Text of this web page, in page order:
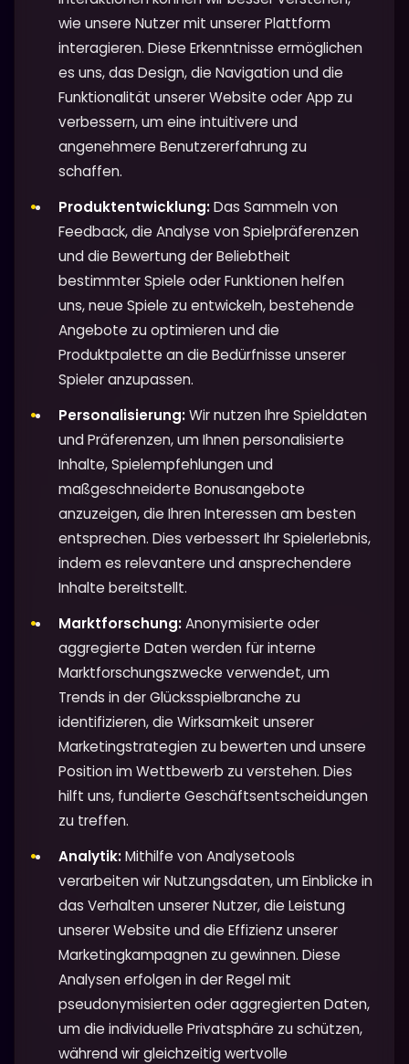
wie unsere Nutzer mit unserer Plattform
interagieren. Diese Erkenntnisse ermöglichen
es uns, das Design, die Navigation und die
Funktionalität unserer Website oder App zu
verbessern, um eine intuitivere und
angenehmere Benutzererfahrung zu
schaffen.
Produktentwicklung:Das Sammeln von
Feedback, die Analyse von Spielpräferenzen
und die Bewertung der Beliebtheit
bestimmter Spiele oder Funktionen helfen
uns, neue Spiele zu entwickeln, bestehende
Angebote zu optimieren und die
Produktpalette an die Bedürfnisse unserer
Spieler anzupassen.
Personalisierung:Wir nutzen Ihre Spieldaten
und Präferenzen, um Ihnen personalisierte
Inhalte, Spielempfehlungen und
maßgeschneiderte Bonusangebote
anzuzeigen, die Ihren Interessen am besten
entsprechen. Dies verbessert Ihr Spielerlebnis,
indem es relevantere und ansprechendere
Inhalte bereitstellt.
Marktforschung:Anonymisierte oder
aggregierte Daten werden für interne
Marktforschungszwecke verwendet, um
Trends in der Glücksspielbranche zu
identifizieren, die Wirksamkeit unserer
Marketingstrategien zu bewerten und unsere
Position im Wettbewerb zu verstehen. Dies
hilft uns, fundierte Geschäftsentscheidungen
zu treffen.
Analytik:Mithilfe von Analysetools
verarbeiten wir Nutzungsdaten, um Einblicke in
das Verhalten unserer Nutzer, die Leistung
unserer Website und die Effizienz unserer
Marketingkampagnen zu gewinnen. Diese
Analysen erfolgen in der Regel mit
pseudonymisierten oder aggregierten Daten,
um die individuelle Privatsphäre zu schützen,
während wir gleichzeitig wertvolle